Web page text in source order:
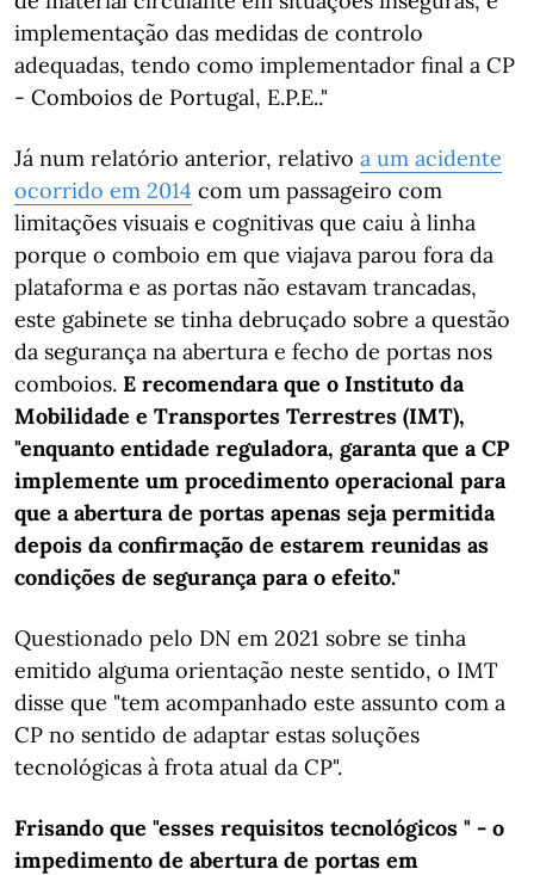
implementação das medidas de controlo
adequadas, tendo como implementador final a CP
- Comboios de Portugal, E.P.E.."
Já num relatório anterior, relativo a um acidente
ocorrido em 2014 com um passageiro com
limitações visuais e cognitivas que caiu à linha
porque o comboio em que viajava parou fora da
plataforma e as portas não estavam trancadas,
este gabinete se tinha debruçado sobre a questão
da segurança na abertura e fecho de portas nos
comboios. E recomendara que o Instituto da
Mobilidade e Transportes Terrestres (IMT),
"enquanto entidade reguladora, garanta que a CP
implemente um procedimento operacional para
que a abertura de portas apenas seja permitida
depois da confirmação de estarem reunidas as
condições de segurança para o efeito."
Questionado pelo DN em 2021 sobre se tinha
emitido alguma orientação neste sentido, o IMT
disse que "tem acompanhado este assunto com a
CP no sentido de adaptar estas soluções
tecnológicas à frota atual da CP".
Frisando que "esses requisitos tecnológicos " - o
impedimento de abertura de portas em